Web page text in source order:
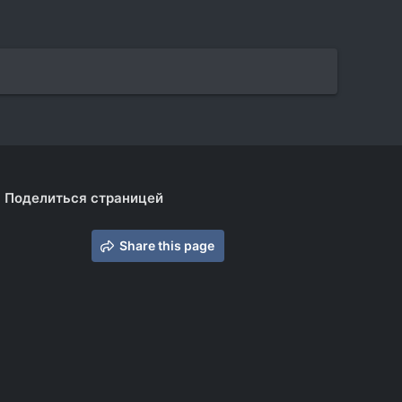
Поделиться страницей
Share this page